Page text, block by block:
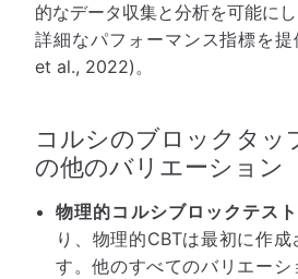
的なデータ収集と分析を可能に
詳細なパフォーマンス指標を
et al., 2022)。
コルシのブロックタッ
の他のバリエーション
物理的コルシブロックテス
り、物理的CBTは最初に作
す。他のすべてのバリエーシ